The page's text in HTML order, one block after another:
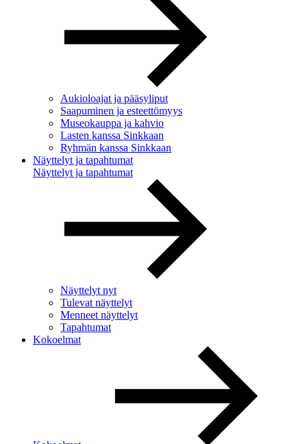
Aukioloajat ja pääsyliput
Saapuminen ja esteettömyys
Museokauppa ja kahvio
Lasten kanssa Sinkkaan
Ryhmän kanssa Sinkkaan
Näyttelyt ja tapahtumat
Näyttelyt ja tapahtumat
Näyttelyt nyt
Tulevat näyttelyt
Menneet näyttelyt
Tapahtumat
Kokoelmat